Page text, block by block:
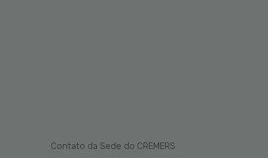
Contato da Sede do CREMERS: